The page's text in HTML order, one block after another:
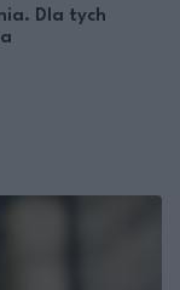
Dla tych